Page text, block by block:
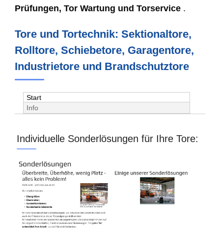
Prüfungen, Tor Wartung und Torservice .
Tore und Tortechnik: Sektionaltore,
Rolltore, Schiebetore, Garagentore,
Industrietore und Brandschutztore
Start
Info
Individuelle Sonderlösungen für Ihre Tore: